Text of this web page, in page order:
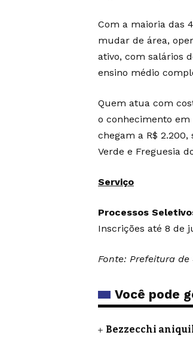
Com a maioria das
mudar de área,
ativo, com salários
ensino médio
Quem atua com
o conhecimento em
chegam a R$
Verde e Freguesia
Serviço
Processos
Inscrições até 8 de
Fonte: Prefeitura de
Você pode
Bezzecchi